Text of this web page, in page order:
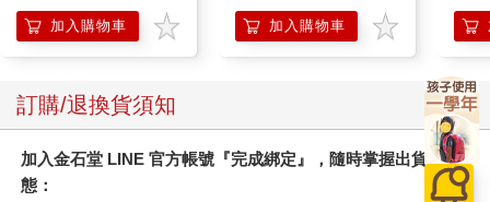
場。
你知道嗎？這種尷尬又笨的問題，最能從互相競爭的帥哥中，看
但我怎麼會問他們這三個在菜市場工作的人呢？
這三兄弟互看了一眼，果真像極了三個要搶男主角、搶最後決賽
的參賽權，除了表現出君子之爭，還要有勢在必得的決心。
皓子跟二哥阿人異口同聲地說：「當然重要啊！」
加入購物車 加入購物車
訂購/退換貨須知
加入金石堂 LINE 官方帳號『完成綁定』，隨時掌握出貨動
態：